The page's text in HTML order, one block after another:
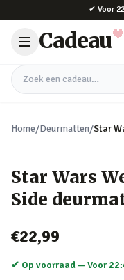
✔ Voor
Cadeau
Zoek een cadeau
Home/Deurmatten/Star
Star Wars
Side
€22,99
✔ Op voorraad —Voor